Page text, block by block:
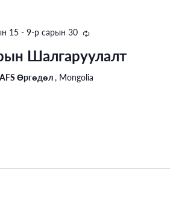
15- 9-р сарын 30 Recurring
Шалгаруулалт
Өргөдөл, Mongolia